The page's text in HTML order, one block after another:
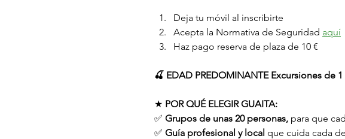
Deja tu móvil al inscribirte
Acepta la Normativa de Seguridad aquí
Haz pago reserva de plaza de 10 €
🍒 EDAD PREDOMINANTE Excursiones de 1
★ POR QUÉ ELEGIR GUAITA:
✅ Grupos de unas 20 personas, para que
✅ Guía profesional y local que cuida cada